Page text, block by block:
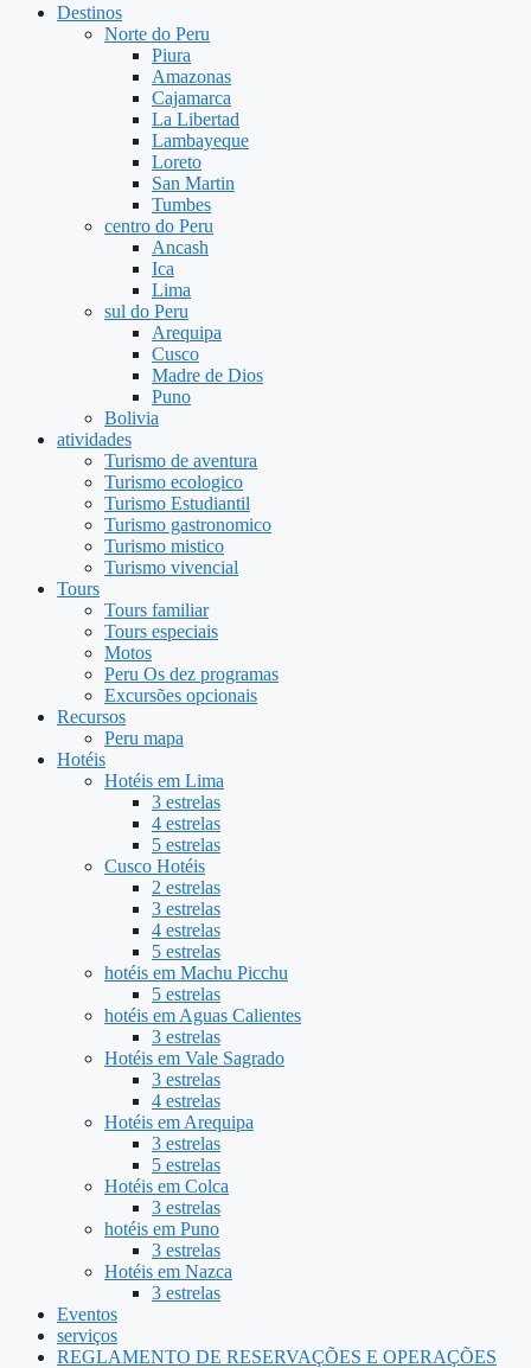
Destinos
Norte do Peru
Piura
Amazonas
Cajamarca
La Libertad
Lambayeque
Loreto
San Martin
Tumbes
centro do Peru
Ancash
Ica
Lima
sul do Peru
Arequipa
Cusco
Madre de Dios
Puno
Bolivia
atividades
Turismo de aventura
Turismo ecologico
Turismo Estudiantil
Turismo gastronomico
Turismo mistico
Turismo vivencial
Tours
Tours familiar
Tours especiais
Motos
Peru Os dez programas
Excursões opcionais
Recursos
Peru mapa
Hotéis
Hotéis em Lima
3 estrelas
4 estrelas
5 estrelas
Cusco Hotéis
2 estrelas
3 estrelas
4 estrelas
5 estrelas
hotéis em Machu Picchu
5 estrelas
hotéis em Aguas Calientes
3 estrelas
Hotéis em Vale Sagrado
3 estrelas
4 estrelas
Hotéis em Arequipa
3 estrelas
5 estrelas
Hotéis em Colca
3 estrelas
hotéis em Puno
3 estrelas
Hotéis em Nazca
3 estrelas
Eventos
serviços
REGLAMENTO DE RESERVAÇÕES E OPERAÇÕES